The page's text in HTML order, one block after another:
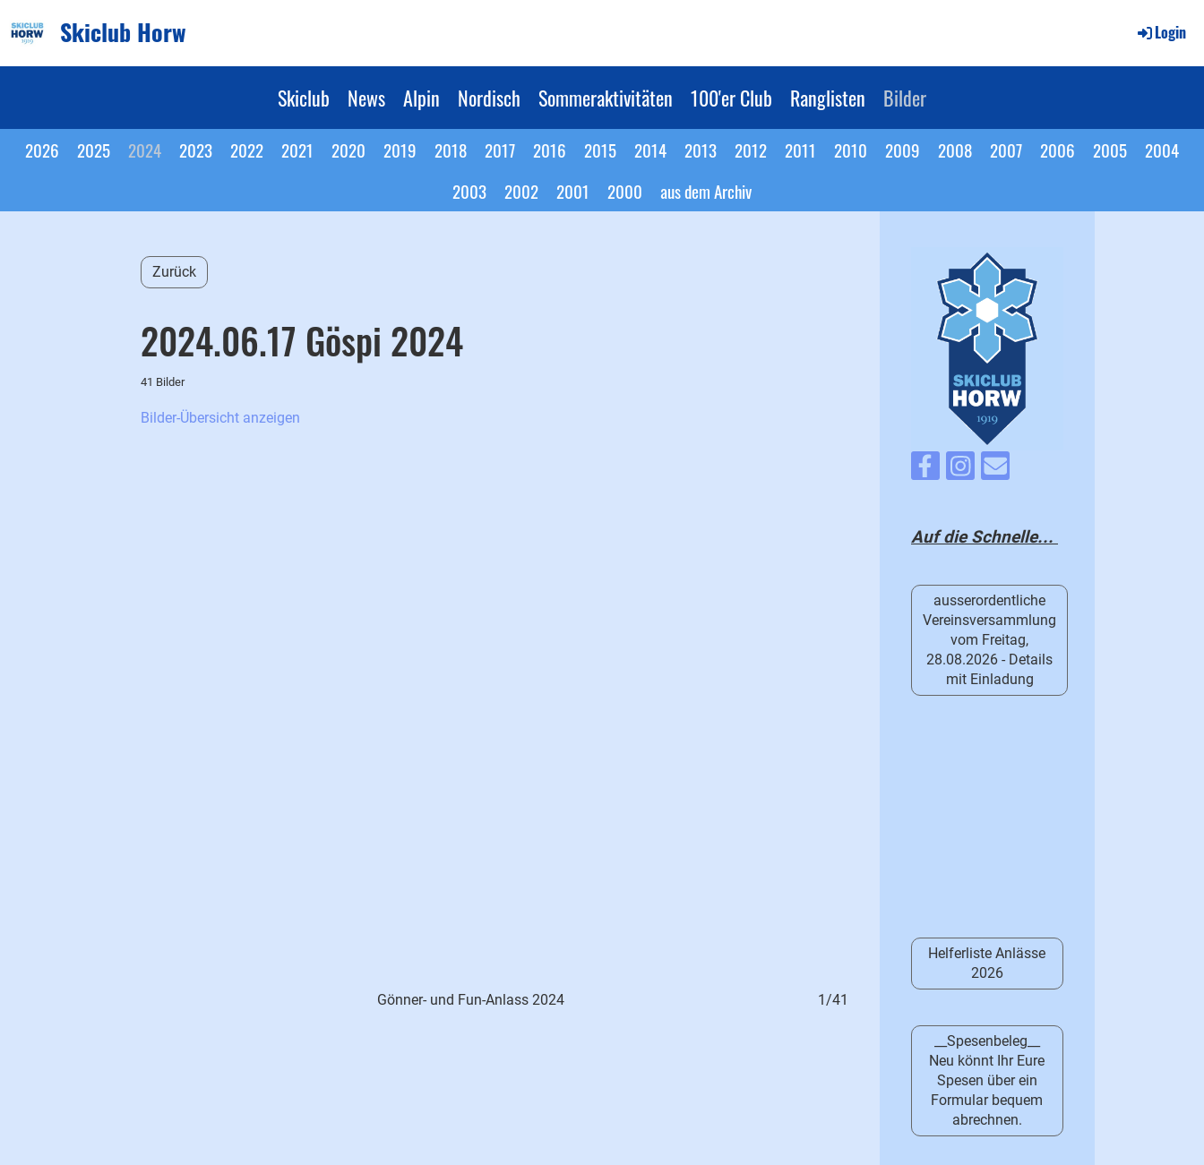
Skiclub Horw Login
Skiclub News Alpin Nordisch Sommeraktivitäten 100'er Club Ranglisten Bilder
2026 2025 2024 2023 2022 2021 2020 2019 2018 2017 2016 2015 2014 2013 2012 2011 2010 2009 2008 2007 2006 2005
2004
2003
2002 2001 2000 aus dem Archiv
Zurück
2024.06.17 Göspi 2024
41 Bilder
Bilder-Übersicht anzeigen
Gönner- und Fun-Anlass 2024 1/41
Auf die Schnelle...
ausserordentliche
Vereinsversammlung
vom Freitag,
28.08.2026 - Details
mit Einladung
Helferliste Anlässe
2026
__Spesenbeleg__
Neu könnt Ihr Eure
Spesen über ein
Formular bequem
abrechnen.